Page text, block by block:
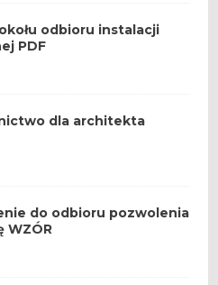
odbioru instalacji
PDF
dla architekta
do odbioru pozwolenia
WZÓR